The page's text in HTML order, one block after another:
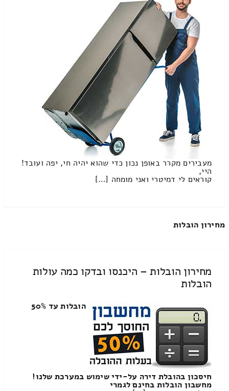
מעבירים מקרר באופן נכון כדי שהוא יהיה חי, יפה ועובד!
היי,
קוראים לי דמיטרי ואני מומחה […]
מחירון הובלות
מחירון הובלות – היכנסו ובדקו כמה עולות
הובלות
הובלות עד 50%
חיסכון בהובלת דירה על-ידי שימוש במערכת שלנו!
מחשבון הובלות בחינם לגמרי